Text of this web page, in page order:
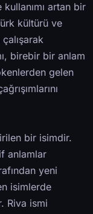
artan bir
kültürü ve
birebir bir anlam
gelen
bir isimdir.
anlamlar
yeni
isimlerde
Riva ismi